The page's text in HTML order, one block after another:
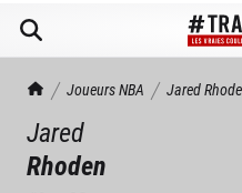
TrashTalk Actu NBA
Joueurs NBA Jared
Jared
Rhoden